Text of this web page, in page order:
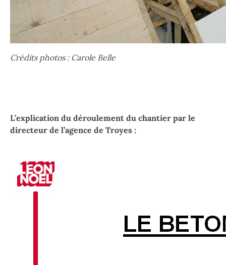
Crédits photos : Carole Belle
L’explication du déroulement du chantier par le
directeur de l’agence de Troyes :